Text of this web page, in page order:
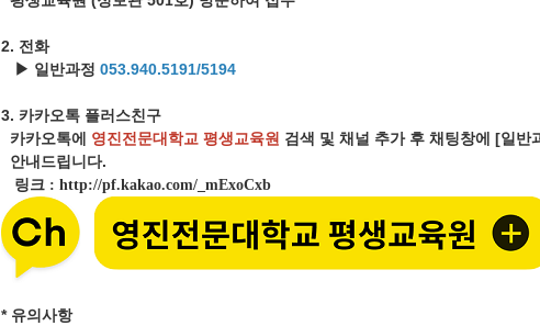
2. 전화
▶ 일반과정 053.940.5191/5194
3. 카카오톡 플러스친구
카카오톡에 영진전문대학교 평생교육원 검색 및 채널 추가 후 채팅창에 [일반
안내드립니다.
링크 : http://pf.kakao.com/_mExoCxb
* 유의사항